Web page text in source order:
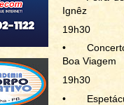
Ignêz
19h30
•
Boa Viagem
19h30
•